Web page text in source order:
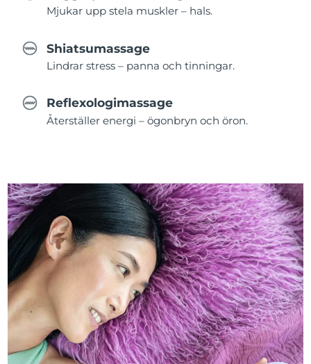
Mjukar upp stela muskler – hals.
Shiatsumassage
Lindrar stress – panna och tinningar.
Reflexologimassage
Återställer energi – ögonbryn och öron.